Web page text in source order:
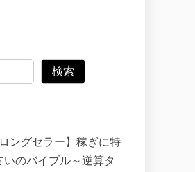
検索
ングセラー】稼ぎに特
のバイブル～逆算タ